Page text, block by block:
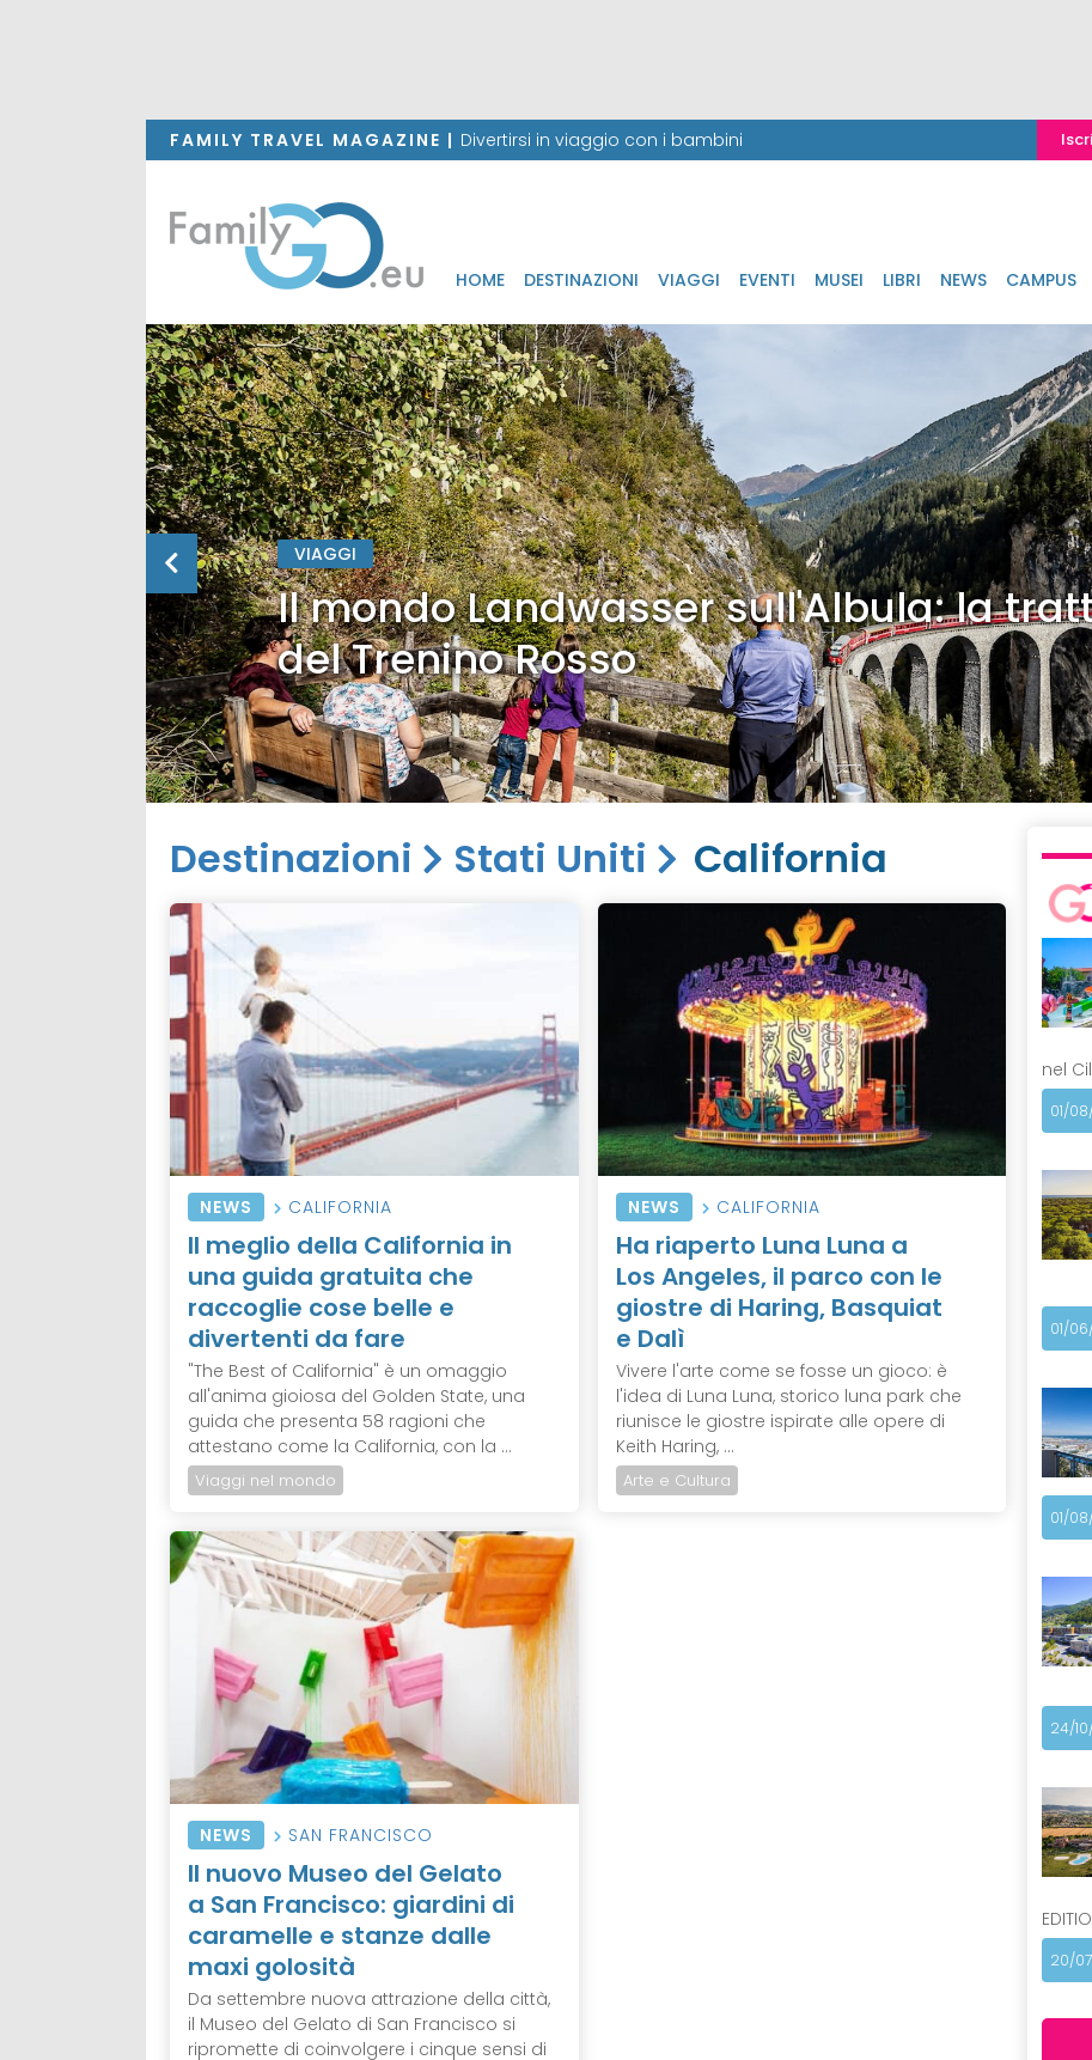
FAMILY TRAVEL MAGAZINE | Divertirsi in viaggio con i bambini
HOME DESTINAZIONI VIAGGI EVENTI MUSEI LIBRI NEWS CAMPUS
VIAGGI
Il mondo Landwasser sull'Albula: la
del Trenino Rosso
Destinazioni Stati Uniti California
NEWS CALIFORNIA
Il meglio della California in
una guida gratuita che
raccoglie cose belle e
divertenti da fare
"The Best of California" è un omaggio
all'anima gioiosa del Golden State, una
guida che presenta 58 ragioni che
attestano come la California, con la ...
Viaggi nel mondo
NEWS CALIFORNIA
Ha riaperto Luna Luna a
Los Angeles, il parco con le
giostre di Haring, Basquiat
e Dalì
Vivere l'arte come se fosse un gioco: è
l'idea di Luna Luna, storico luna park che
riunisce le giostre ispirate alle opere di
Keith Haring, ...
Arte e Cultura
NEWS SAN FRANCISCO
Il nuovo Museo del Gelato
a San Francisco: giardini di
caramelle e stanze dalle
maxi golosità
Da settembre nuova attrazione della città,
il Museo del Gelato di San Francisco si
ripromette di coinvolgere i cinque sensi di
nel
01/
01/
01/
24/
20/